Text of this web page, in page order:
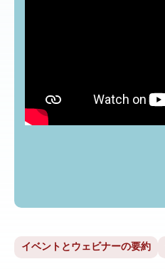
イベントとウェビナーの要約